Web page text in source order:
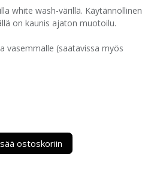
white wash-värillä. Käytännöllinen
on kaunis ajaton muotoilu.
vasemmalle (saatavissa myös
ostoskoriin